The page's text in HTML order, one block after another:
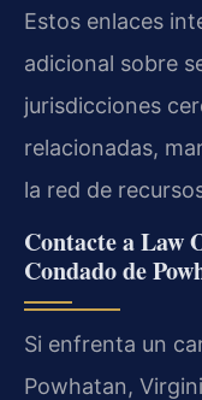
Estos enlaces
adicional sobre
jurisdicciones
relacionadas,
la red de
Contacte a Law
Condado de
Si enfrenta un
Powhatan,